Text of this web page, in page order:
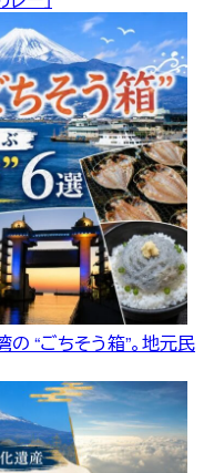
“ごちそう箱”。地元民